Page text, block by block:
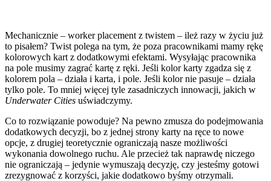
Mechanicznie – worker placement z twistem – ileż razy w życiu już
to pisałem? Twist polega na tym, że poza pracownikami mamy rękę
kolorowych kart z dodatkowymi efektami. Wysyłając pracownika
na pole musimy zagrać kartę z ręki. Jeśli kolor karty zgadza się z
kolorem pola – działa i karta, i pole. Jeśli kolor nie pasuje – działa
tylko pole. To mniej więcej tyle zasadniczych innowacji, jakich w
Underwater Cities uświadczymy.
Co to rozwiązanie powoduje? Na pewno zmusza do podejmowania
dodatkowych decyzji, bo z jednej strony karty na ręce to nowe
opcje, z drugiej teoretycznie ograniczają nasze możliwości
wykonania dowolnego ruchu. Ale przecież tak naprawdę niczego
nie ograniczają – jedynie wymuszają decyzję, czy jesteśmy gotowi
zrezygnować z korzyści, jakie dodatkowo byśmy otrzymali.